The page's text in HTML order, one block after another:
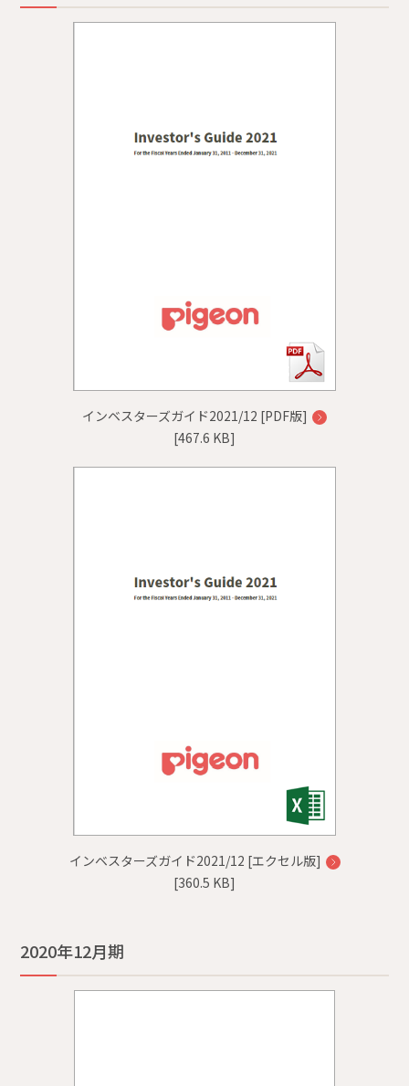
インベスターズガイド2021/12 [PDF版]
[467.6 KB]
インベスターズガイド2021/12 [エクセル版]
[360.5 KB]
2020年12月期